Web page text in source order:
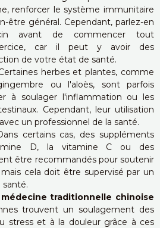
renforcer le système immunitaire
être général. Cependant, parlez-en
avant de commencer tout
car il peut y avoir des
de votre état de santé.
herbes et plantes, comme
ou l'aloès, sont parfois
à soulager l'inflammation ou les
Cependant, leur utilisation
un professionnel de la santé.
certains cas, des suppléments
D, la vitamine C ou des
être recommandés pour soutenir
cela doit être supervisé par un
santé.
traditionnelle chinoise
trouvent un soulagement des
stress et à la douleur grâce à ces